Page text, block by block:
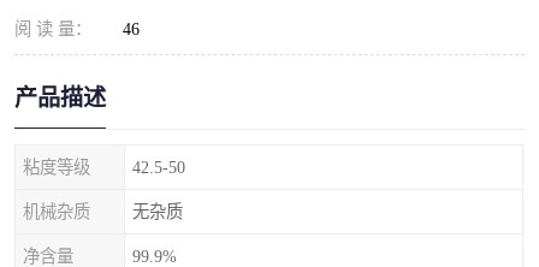
阅 读 量： 46
产品描述
粘度等级 42.5-50
机械杂质 无杂质
净含量 99.9%